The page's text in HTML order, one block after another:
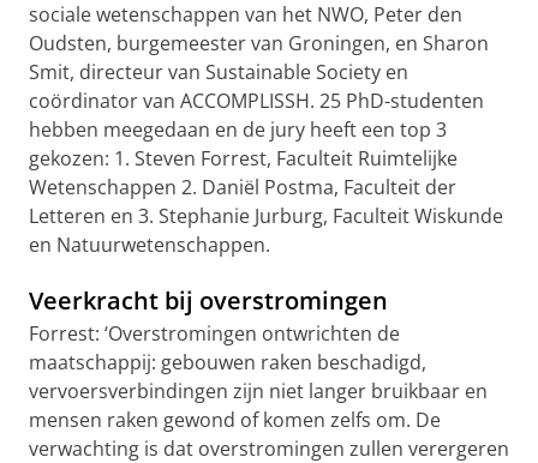
sociale wetenschappen van het NWO, Peter den
Oudsten, burgemeester van Groningen, en Sharon
Smit, directeur van Sustainable Society en
coördinator van ACCOMPLISSH. 25 PhD-studenten
hebben meegedaan en de jury heeft een top 3
gekozen: 1. Steven Forrest, Faculteit Ruimtelijke
Wetenschappen 2. Daniël Postma, Faculteit der
Letteren en 3. Stephanie Jurburg, Faculteit Wiskunde
en Natuurwetenschappen.
Veerkracht bij overstromingen
Forrest: ‘Overstromingen ontwrichten de
maatschappij: gebouwen raken beschadigd,
vervoersverbindingen zijn niet langer bruikbaar en
mensen raken gewond of komen zelfs om. De
verwachting is dat overstromingen zullen verergeren